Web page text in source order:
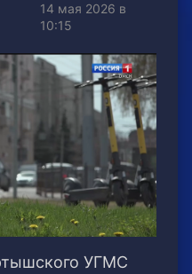
14 мая 2026 в
10:15
УГМС